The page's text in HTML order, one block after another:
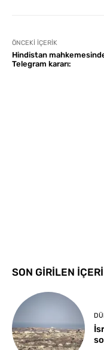
ÖNCEKI İÇERIK
Hindistan
Telegram kararı:
SON GİRİLEN